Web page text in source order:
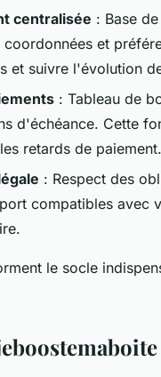
centralisée : Base
et
et suivre l'évolution
: Tableau de
d'échéance. Cette
retards de paiement.
: Respect des
compatibles avec
le socle